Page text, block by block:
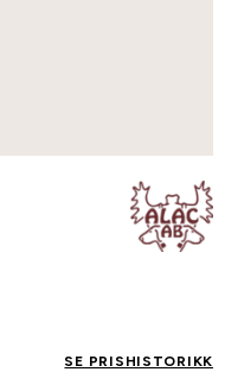
SE PRISHISTORIKK